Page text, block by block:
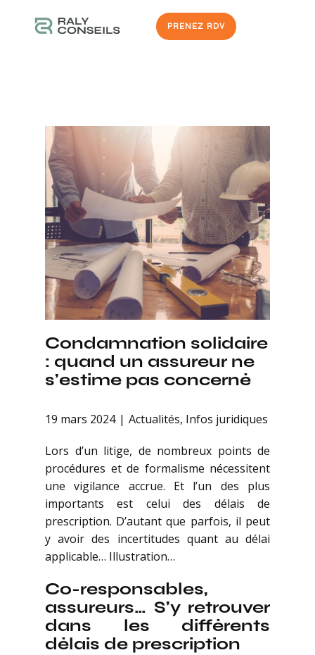
PRENEZ RDV
Condamnation solidaire
: quand un assureur ne
s’estime pas concerné
19 mars 2024 Actualités, Infos juridiques
Lors d’un litige, de nombreux points de
procédures et de formalisme nécessitent
une vigilance accrue. Et l’un des plus
importants est celui des délais de
prescription. D’autant que parfois, il peut
y avoir des incertitudes quant au délai
applicable… Illustration…
Co-responsables,
assureurs… S’y retrouver
dans les différents
délais de prescription